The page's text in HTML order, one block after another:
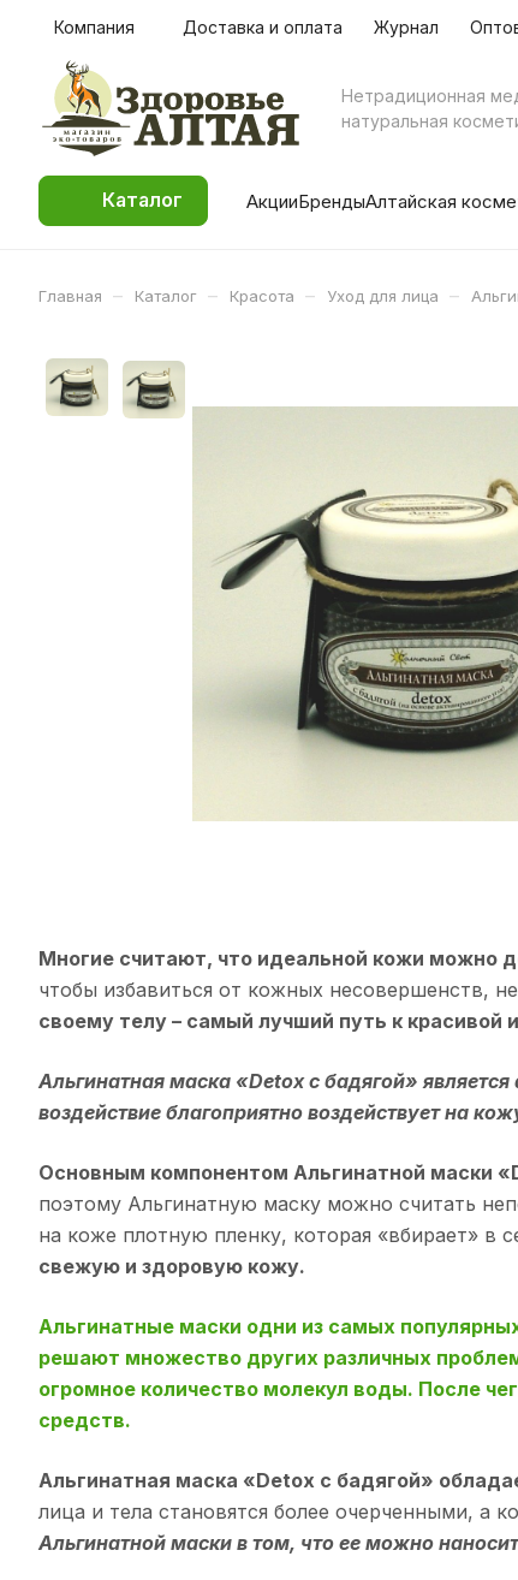
Компания Доставка и оплата Журнал
Нетрадиционная
натуральная
Каталог АкцииБрендыАлтайская
Главная – Каталог – Красота – Уход для лица –
Многие считают, что идеальной кожи можно
чтобы избавиться от кожных несовершенств,
своему телу – самый лучший путь к красивой
Альгинатная маска «Detox с бадягой»
воздействие благоприятно воздействует на
Основным компонентом Альгинатной маски
поэтому Альгинатную маску можно считать
на коже плотную пленку, которая «вбирает» в
свежую и здоровую кожу.
Альгинатные маски одни из самых
решают множество других различных
огромное количество молекул воды. После
средств.
Альгинатная маска «Detox с бадягой»
лица и тела становятся более очерченными, а
Альгинатной маски в том, что ее можно